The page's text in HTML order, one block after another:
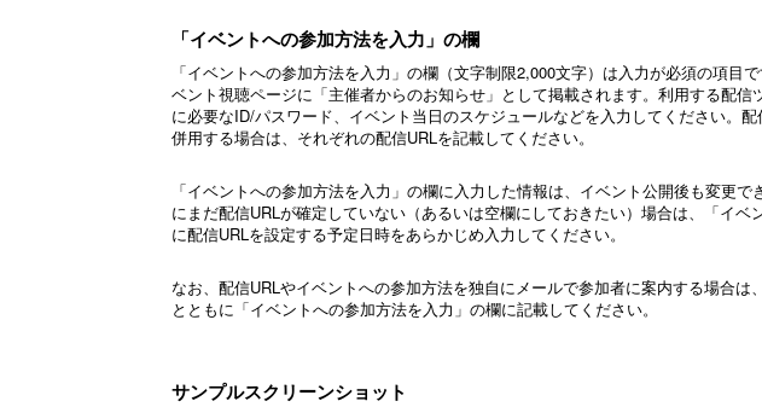
「イベントへの参加方法を入力」の欄
「イベントへの参加方法を入力」の欄（文字制限2,000文字）は入力が必須の項目
ベント視聴ページに「主催者からのお知らせ」として掲載されます。利用する配信
に必要なID/パスワード、イベント当日のスケジュールなどを入力してください。
併用する場合は、それぞれの配信URLを記載してください。
「イベントへの参加方法を入力」の欄に入力した情報は、イベント公開後も変更
にまだ配信URLが確定していない（あるいは空欄にしておきたい）場合は、「イベ
に配信URLを設定する予定日時をあらかじめ入力してください。
なお、配信URLやイベントへの参加方法を独自にメールで参加者に案内する場合は
とともに「イベントへの参加方法を入力」の欄に記載してください。
サンプルスクリーンショット